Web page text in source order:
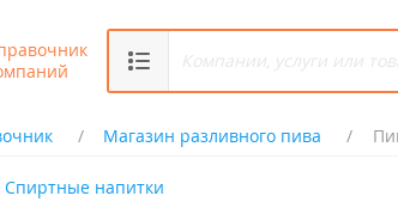
Магазин разливного пива
Спиртные напитки